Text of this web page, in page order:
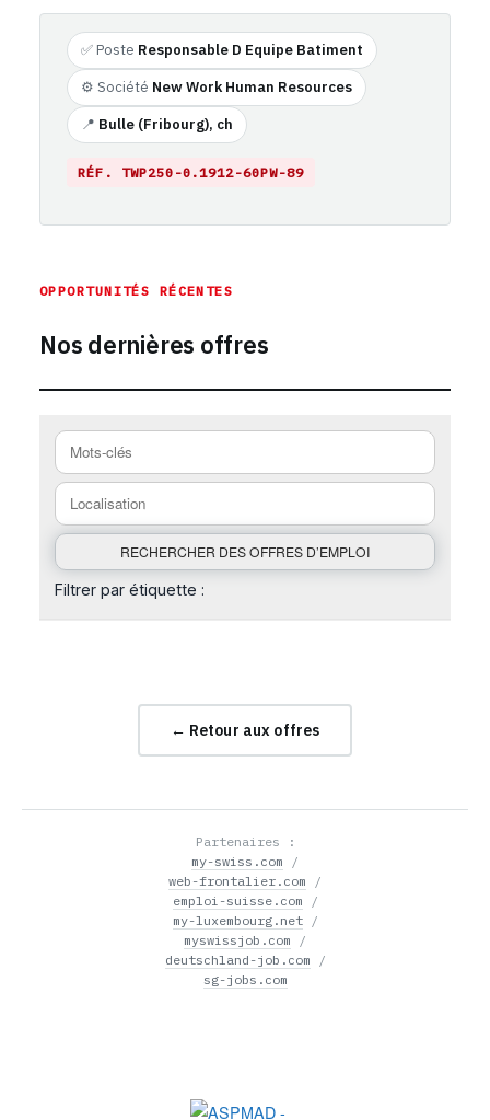
✅ Poste Responsable D Equipe Batiment
⚙️ Société New Work Human Resources
📍 Bulle (Fribourg), ch
RÉF. TWP250-0.1912-60PW-89
OPPORTUNITÉS RÉCENTES
Nos dernières offres
Filtrer par étiquette :
← Retour aux offres
Partenaires :
my-swiss.com /
web-frontalier.com /
emploi-suisse.com /
my-luxembourg.net/
myswissjob.com /
deutschland-job.com /
sg-jobs.com